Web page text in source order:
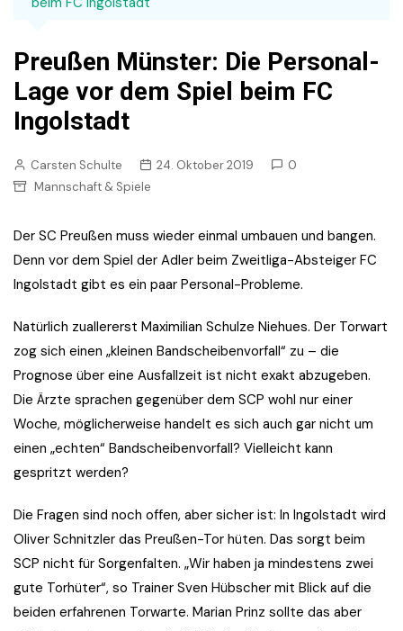
Preußen Münster: Die Personal-
Lage vor dem Spiel beim FC
Ingolstadt
Carsten Schulte 24. Oktober 2019
0
Mannschaft & Spiele
Der SC Preußen muss wieder einmal umbauen und bangen.
Denn vor dem Spiel der Adler beim Zweitliga-Absteiger FC
Ingolstadt gibt es ein paar Personal-Probleme.
Natürlich zuallererst Maximilian Schulze Niehues. Der Torwart
zog sich einen „kleinen Bandscheibenvorfall“ zu – die
Prognose über eine Ausfallzeit ist nicht exakt abzugeben.
Die Ärzte sprachen gegenüber dem SCP wohl nur einer
Woche, möglicherweise handelt es sich auch gar nicht um
einen „echten“ Bandscheibenvorfall? Vielleicht kann
gespritzt werden?
Die Fragen sind noch offen, aber sicher ist: In Ingolstadt wird
Oliver Schnitzler das Preußen-Tor hüten. Das sorgt beim
SCP nicht für Sorgenfalten. „Wir haben ja mindestens zwei
gute Torhüter“, so Trainer Sven Hübscher mit Blick auf die
beiden erfahrenen Torwarte. Marian Prinz sollte das aber